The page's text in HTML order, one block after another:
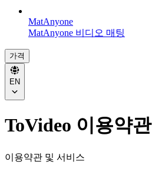
MatAnyone
MatAnyone 비디오 매팅
가격
EN
ToVideo 이용약관
이용약관 및 서비스